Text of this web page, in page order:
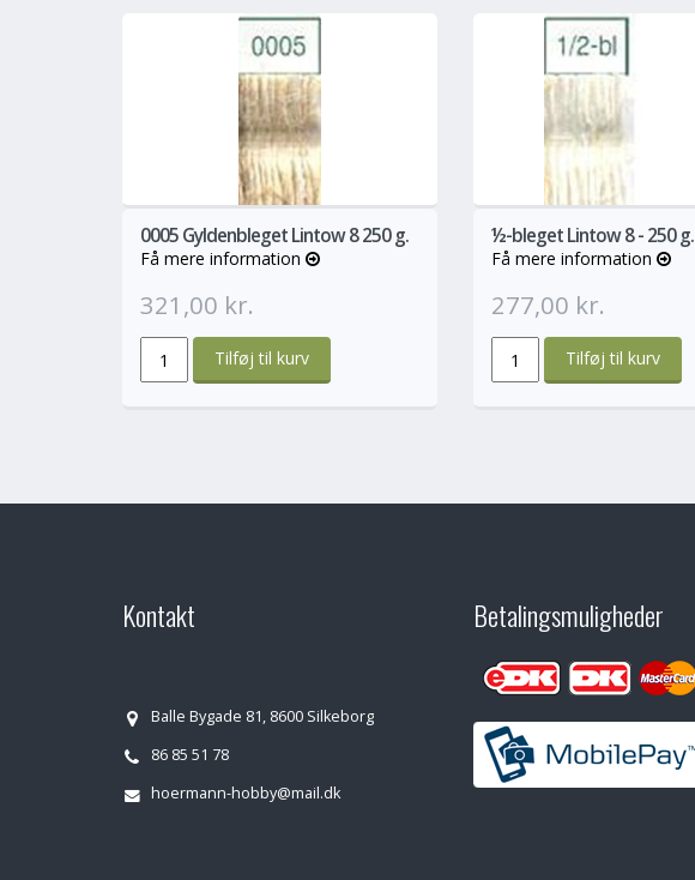
0005 Gyldenbleget Lintow 8 250 g.
Få mere information
321,00 kr.
info
½-bleget Lintow 8 - 250 g.
Få mere information
277,00 kr.
Kontakt
Balle Bygade 81, 8600 Silkeborg
86 85 51 78
hoermann-hobby@mail.dk
Betalingsmuligheder